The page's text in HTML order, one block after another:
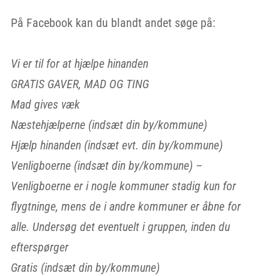
På Facebook kan du blandt andet søge på:
Vi er til for at hjælpe hinanden
GRATIS GAVER, MAD OG TING
Mad gives væk
Næstehjælperne (indsæt din by/kommune)
Hjælp hinanden (indsæt evt. din by/kommune)
Venligboerne (indsæt din by/kommune) –
Venligboerne er i nogle kommuner stadig kun for
flygtninge, mens de i andre kommuner er åbne for
alle. Undersøg det eventuelt i gruppen, inden du
efterspørger
Gratis (indsæt din by/kommune)